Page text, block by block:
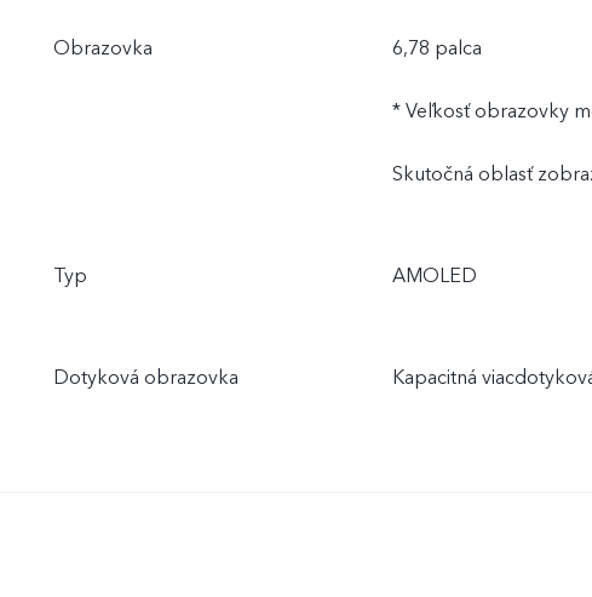
Obrazovka 6,78 palca
* Veľkosť obrazovky
Skutočná oblasť
Typ AMOLED
Dotyková obrazovka Kapacitná